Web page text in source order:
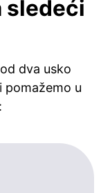
sledeći
dva usko
pomažemo u